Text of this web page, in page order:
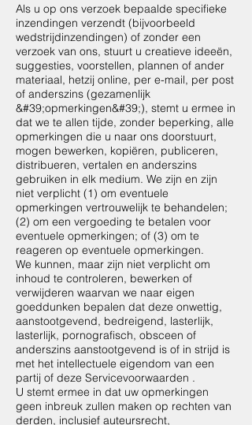
Als u op ons verzoek bepaalde specifieke
inzendingen verzendt (bijvoorbeeld
wedstrijdinzendingen) of zonder een
verzoek van ons, stuurt u creatieve ideeën,
suggesties, voorstellen, plannen of ander
materiaal, hetzij online, per e-mail, per post
of anderszins (gezamenlijk
&#39;opmerkingen&#39;), stemt u ermee in
dat we te allen tijde, zonder beperking, alle
opmerkingen die u naar ons doorstuurt,
mogen bewerken, kopiëren, publiceren,
distribueren, vertalen en anderszins
gebruiken in elk medium. We zijn en zijn
niet verplicht (1) om eventuele
opmerkingen vertrouwelijk te behandelen;
(2) om een vergoeding te betalen voor
eventuele opmerkingen; of (3) om te
reageren op eventuele opmerkingen.
We kunnen, maar zijn niet verplicht om
inhoud te controleren, bewerken of
verwijderen waarvan we naar eigen
goeddunken bepalen dat deze onwettig,
aanstootgevend, bedreigend, lasterlijk,
lasterlijk, pornografisch, obsceen of
anderszins aanstootgevend is of in strijd is
met het intellectuele eigendom van een
partij of deze Servicevoorwaarden .
U stemt ermee in dat uw opmerkingen
geen inbreuk zullen maken op rechten van
derden, inclusief auteursrecht,